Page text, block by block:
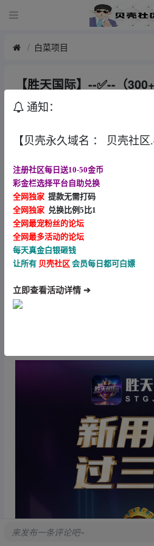
白菜项目
【胜天国际】--✅--（
贝壳社区
南宫旗下平台主营体育，加
牌，百家乐，大额无忧问鼎
水，冲提无需手续费
☞☞点击进入
⚜️周周派彩⚜️
✅周充值800以上的
✅每周一联系大锤申请周茶水
✅一周最少充值3天，每周一
通知：
【贝壳永久域名 ： 贝壳社区
注册社区每日送10-50金币
彩金栏选择平台自助兑换
全网独家 提款无需打码
全网独家 兑换比例5比1
全网最宠粉丝的论坛
全网最多活动的论坛
每天真金白银砸钱
让所有 贝壳社区 会员每日都可白嫖
立即查看活动详情 ➔
来发布一条评论吧~